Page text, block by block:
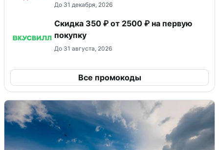
До 31 декабря, 2026
Скидка 350 ₽ от 2500 ₽ на первую
покупку
До 31 августа, 2026
Все промокоды